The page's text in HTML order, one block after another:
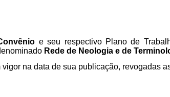
e seu respectivo Plano de
Rede de Neologia e de
vigor na data de sua publicação, revogadas